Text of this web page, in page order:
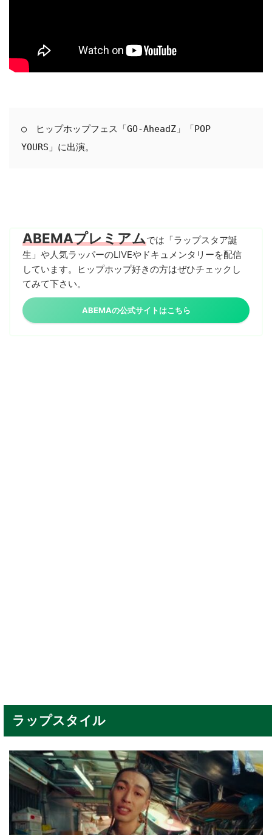
○　ヒップホップフェス「GO-AheadZ」「POP
YOURS」に出演。
ABEMAプレミアムでは「ラップスタア誕
生」や人気ラッパーのLIVEやドキュメンタリーを配信
しています。ヒップホップ好きの方はぜひチェックし
てみて下さい。
ABEMAの公式サイトはこちら
ラップスタイル